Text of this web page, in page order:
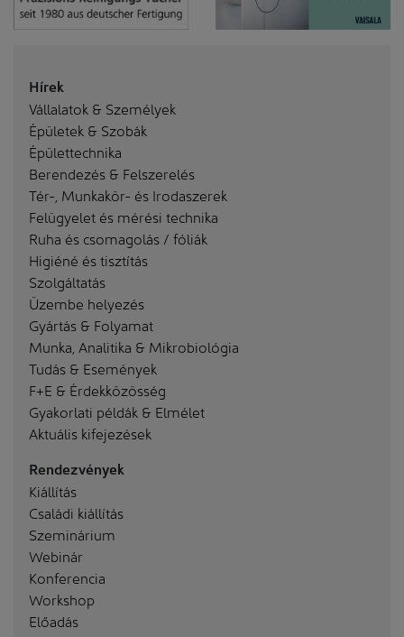
Hírek
Vállalatok & Személyek
Épületek & Szobák
Épülettechnika
Berendezés & Felszerelés
Tér-, Munkakör- és Irodaszerek
Felügyelet és mérési technika
Ruha és csomagolás / fóliák
Higiéné és tisztítás
Szolgáltatás
Üzembe helyezés
Gyártás & Folyamat
Munka, Analitika & Mikrobiológia
Tudás & Események
F+E & Érdekközösség
Gyakorlati példák & Elmélet
Aktuális kifejezések
Rendezvények
Kiállítás
Családi kiállítás
Szeminárium
Webinár
Konferencia
Workshop
Előadás